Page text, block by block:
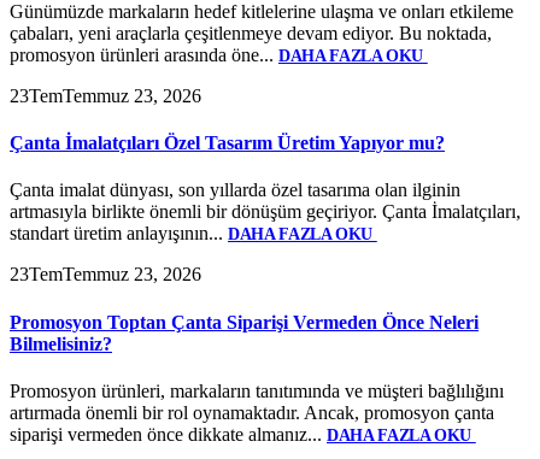
Günümüzde markaların hedef kitlelerine ulaşma ve onları etkileme
çabaları, yeni araçlarla çeşitlenmeye devam ediyor. Bu noktada,
promosyon ürünleri arasında öne... DAHA FAZLA OKU
23TemTemmuz 23, 2026
Çanta İmalatçıları Özel Tasarım Üretim Yapıyor mu?
Çanta imalat dünyası, son yıllarda özel tasarıma olan ilginin
artmasıyla birlikte önemli bir dönüşüm geçiriyor. Çanta İmalatçıları,
standart üretim anlayışının... DAHA FAZLA OKU
23TemTemmuz 23, 2026
Promosyon Toptan Çanta Siparişi Vermeden Önce Neleri
Bilmelisiniz?
Promosyon ürünleri, markaların tanıtımında ve müşteri bağlılığını
artırmada önemli bir rol oynamaktadır. Ancak, promosyon çanta
siparişi vermeden önce dikkate almanız... DAHA FAZLA OKU